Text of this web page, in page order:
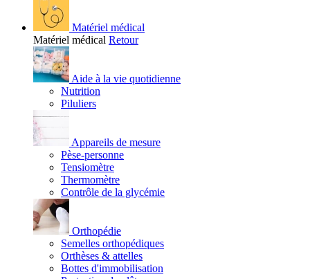
Matériel médical
Matériel médical Retour
Aide à la vie quotidienne
Nutrition
Piluliers
Appareils de mesure
Pèse-personne
Tensiomètre
Thermomètre
Contrôle de la glycémie
Orthopédie
Semelles orthopédiques
Orthèses & attelles
Bottes d'immobilisation